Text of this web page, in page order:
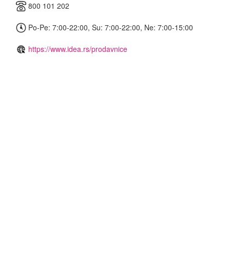
800 101 202
Po-Pe: 7:00-22:00, Su: 7:00-22:00, Ne: 7:00-15:00
https://www.idea.rs/prodavnice